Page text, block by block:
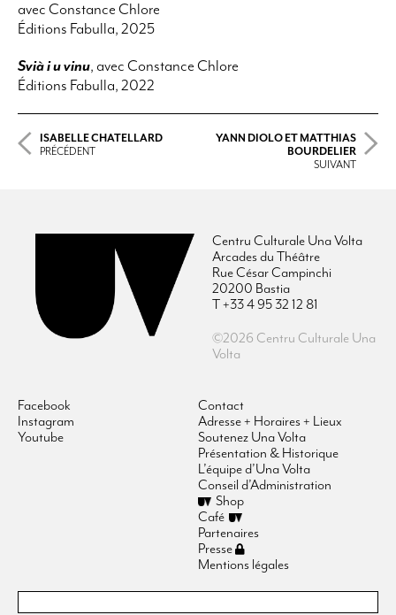
avec Constance Chlore
Éditions Fabulla, 2025
Svià i u vinu, avec Constance Chlore
Éditions Fabulla, 2022
ISABELLE CHATELLARD
PRÉCÉDENT
YANN DIOLO ET MATTHIAS
BOURDELIER
SUIVANT
Centru Culturale Una Volta
Arcades du Théâtre
Rue César Campinchi
20200 Bastia
T +33 4 95 32 12 81
©2026 Centru Culturale Una
Volta
Facebook
Instagram
Youtube
Contact
Adresse + Horaires + Lieux
Soutenez Una Volta
Présentation & Historique
L’équipe d’Una Volta
Conseil d’Administration
Shop
Café
Partenaires
Presse
Mentions légales